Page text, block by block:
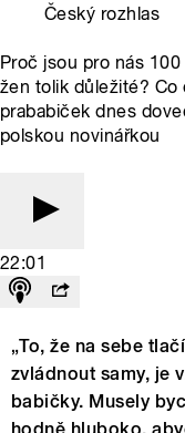
Český rozhlas
Proč jsou pro nás
žen tolik důležité? Co
prababiček dnes
polskou novinářkou
22:01
„To, že na sebe
zvládnout samy, je
babičky. Musely
hodně hluboko,